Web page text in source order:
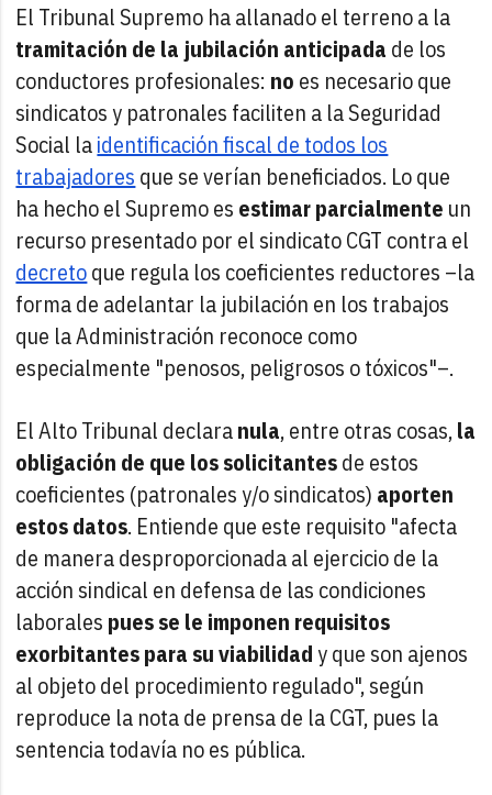
El Tribunal Supremo ha allanado el terreno a la
tramitación de la jubilación anticipada de los
conductores profesionales: no es necesario que
sindicatos y patronales faciliten a la Seguridad
Social laidentificación fiscal de todos los
trabajadores que se verían beneficiados. Lo que
ha hecho el Supremo es estimar parcialmente un
recurso presentado por el sindicato CGT contra el
decretoque regula los coeficientes reductores –la
forma de adelantar la jubilación en los trabajos
que la Administración reconoce como
especialmente "penosos, peligrosos o tóxicos"–.
El Alto Tribunal declaranula, entre otras cosas,la
obligación de que los solicitantesde estos
coeficientes (patronales y/o sindicatos) aporten
estos datos. Entiende que este requisito "afecta
de manera desproporcionada al ejercicio de la
acción sindical en defensa de las condiciones
laborales pues se le imponen requisitos
exorbitantes para su viabilidady que son ajenos
al objeto del procedimiento regulado", según
reproduce la nota de prensa de la CGT, pues la
sentencia todavía no es pública.